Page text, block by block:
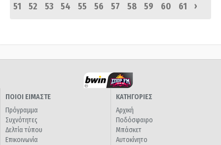
51
52 53 54 55 56 57 58 59 60 61 ›
ΠΟΙΟΙ ΕΙΜΑΣΤΕ
Πρόγραμμα
Συχνότητες
Δελτία τύπου
Επικοινωνία
ΚΑΤΗΓΟΡΙΕΣ
Αρχική
Ποδόσφαιρο
Μπάσκετ
Αυτοκίνητο